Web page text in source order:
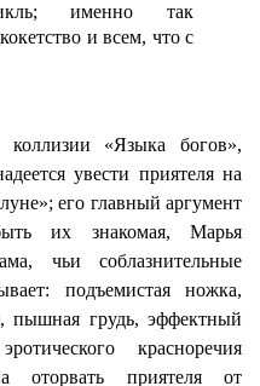
именно так
и всем, что с
«Языка богов»,
увести приятеля на
его главный аргумент
их знакомая, Марья
чьи соблазнительные
подъемистая ножка,
пышная грудь, эффектный
красноречия
оторвать приятеля от